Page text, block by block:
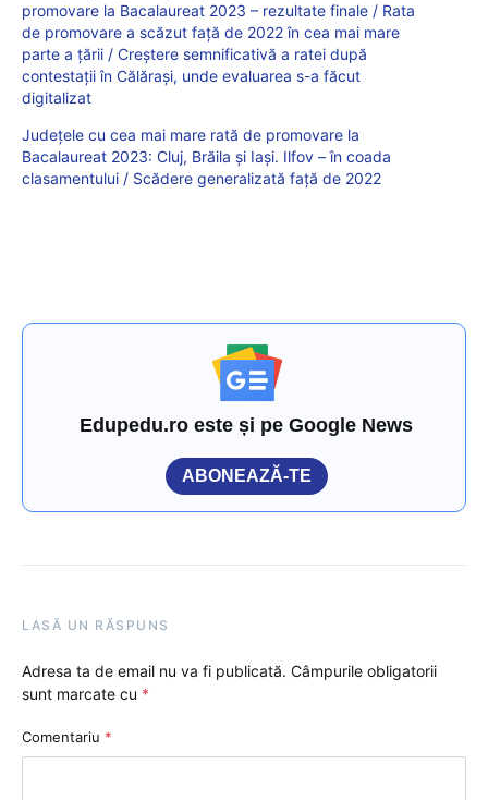
promovare la Bacalaureat 2023 – rezultate finale / Rata
de promovare a scăzut față de 2022 în cea mai mare
parte a țării / Creștere semnificativă a ratei după
contestații în Călărași, unde evaluarea s-a făcut
digitalizat
Județele cu cea mai mare rată de promovare la
Bacalaureat 2023: Cluj, Brăila și Iași. Ilfov – în coada
clasamentului / Scădere generalizată față de 2022
Edupedu.ro este și pe Google News
ABONEAZĂ-TE
LASĂ UN RĂSPUNS
Adresa ta de email nu va fi publicată. Câmpurile obligatorii
sunt marcate cu *
Comentariu *